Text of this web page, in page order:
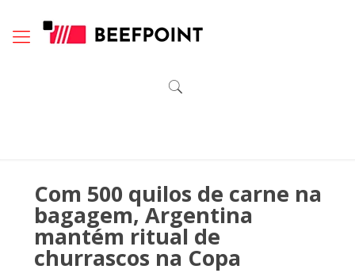
Com 500 quilos de carne na
bagagem, Argentina
mantém ritual de
churrascos na Copa